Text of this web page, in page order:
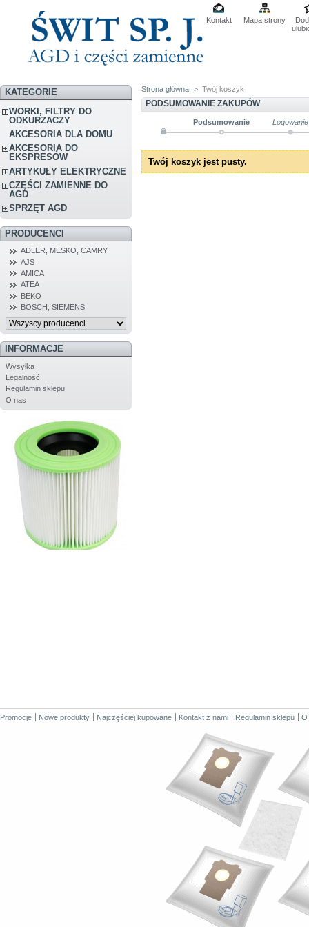
Kontakt Mapa strony
KATEGORIE
WORKI, FILTRY DO
ODKURZACZY
AKCESORIA DLA DOMU
AKCESORIA DO
EKSPRESÓW
ARTYKUŁY ELEKTRYCZNE
CZĘŚCI ZAMIENNE DO
AGD
SPRZĘT AGD
PRODUCENCI
ADLER, MESKO, CAMRY
AJS
AMICA
ATEA
BEKO
BOSCH, SIEMENS
INFORMACJE
Wysyłka
Legalność
Regulamin sklepu
O nas
Strona główna > Twój koszyk
PODSUMOWANIE ZAKUPÓW
Podsumowanie Logowanie
Twój koszyk jest pusty.
Promocje Nowe produkty Najczęściej kupowane Kontakt z nami Regulamin sklepu O